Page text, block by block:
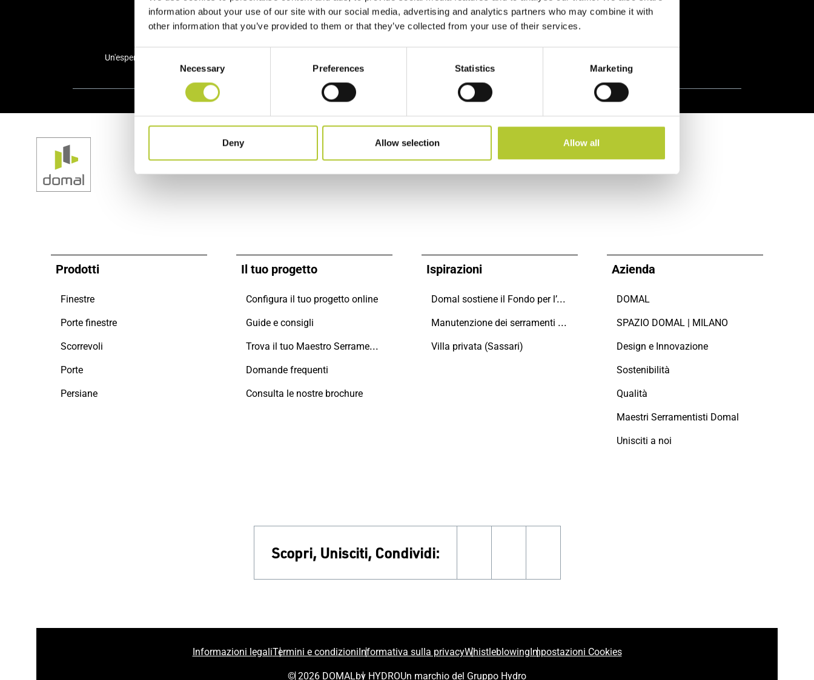
information about your use of our site with our social media, advertising and analytics partners who may combine it with
other information that you’ve provided to them or that they’ve collected from your use of their services.
Consent
Necessary Preferences Statistics Marketing
Deny Allow selection Allow all
Un'esperienza consolidata nel tempo
Prodotti
Finestre
Porte finestre
Scorrevoli
Porte
Persiane
Il tuo progetto
Configura il tuo progetto online
Guide e consigli
Trova il tuo Maestro Serramentista Domal
Domande frequenti
Consulta le nostre brochure
Ispirazioni
Domal sostiene il Fondo per l’Ambiente Italiano anche per le Giornate FAI di Primavera 2024
Manutenzione dei serramenti in alluminio
Villa privata (Sassari)
Azienda
DOMAL
SPAZIO DOMAL | MILANO
Design e Innovazione
Sostenibilità
Qualità
Maestri Serramentisti Domal
Unisciti a noi
Scopri, Unisciti, Condividi:
Informazioni legaliTermini e condizioniInformativa sulla privacyWhistleblowingImpostazioni Cookies
© 2026 DOMALby HYDROUn marchio del Gruppo Hydro